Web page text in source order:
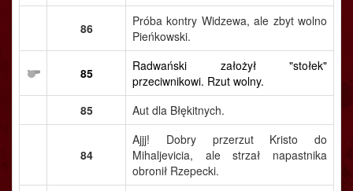
86
Próba kontry Widzewa, ale zbyt wolno
Pieńkowski.
85
Radwański założył "stołek"
przeciwnikowi. Rzut wolny.
85
Aut dla Błękitnych.
84
Ajjj! Dobry przerzut Kristo do
Mihaljevicia, ale strzał napastnika
obronił Rzepecki.